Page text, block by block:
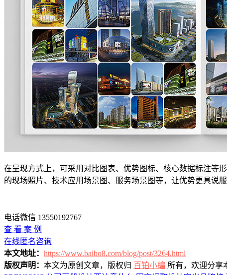
在呈现方式上，可采用对比图表、优势图标、核心数据标注等
的现场照片、技术应用场景图、服务场景图等，让优势更具说服
电话微信 13550192767
查 看 案 例
在线匿名咨询
本文地址： https://www.baibo8.com/blog/post/3264.html
版权声明： 本文为原创文章，版权归 百铂小编 所有，欢迎分享